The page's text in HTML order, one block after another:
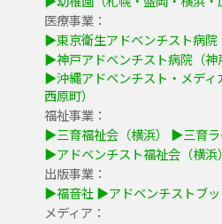
医療事業：
▶東京衛生アドベンチスト病院
▶神戸アドベンチスト病院（神
▶沖縄アドベンチスト・メディ
西原町）
福祉事業：
▶三育福祉会（横浜）
▶三育ラ
▶アドベンチスト福祉会（横浜）
出版事業：
▶福音社▶アドベンチストブ
メディア：